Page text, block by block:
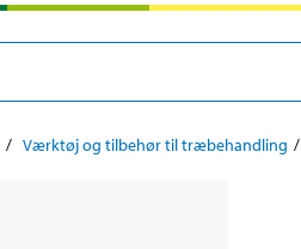
Værktøj og tilbehør til træbehandling